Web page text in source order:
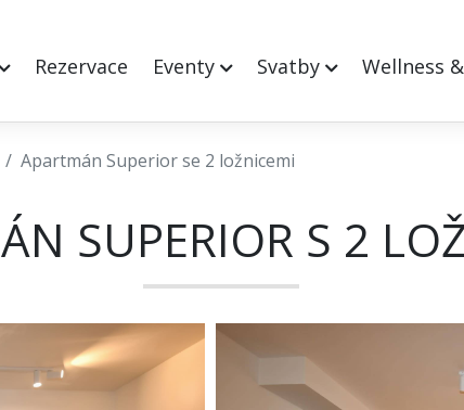
Rezervace Eventy Svatby Wellness
Apartmán Superior se 2 ložnicemi
SUPERIOR S 2